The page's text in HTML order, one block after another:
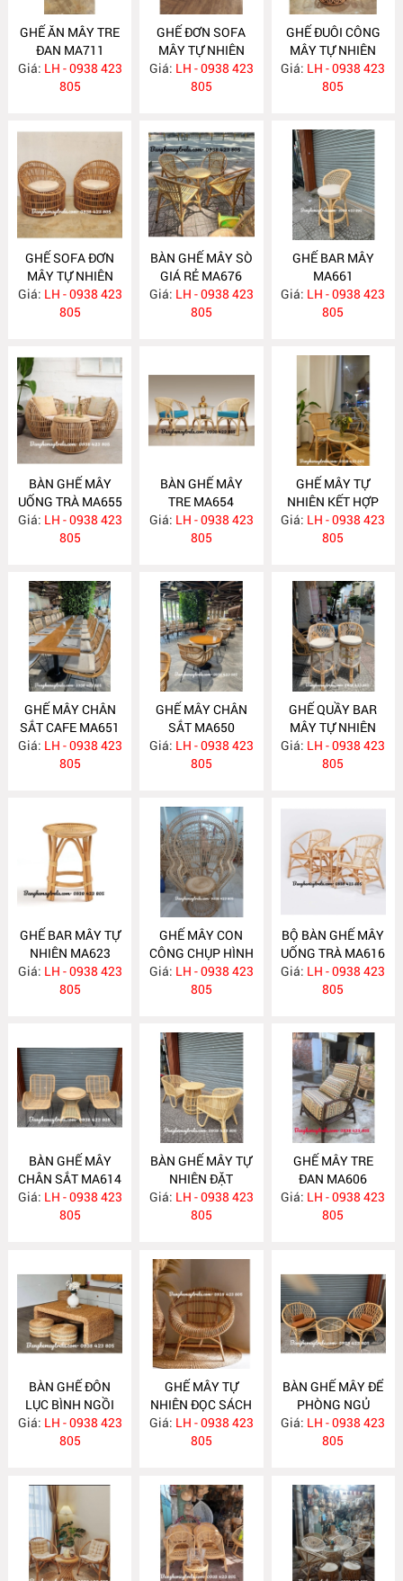
GHẾ ĂN MÂY TRE
ĐAN MA711
Giá: LH - 0938 423
805
GHẾ ĐƠN SOFA
MÂY TỰ NHIÊN
MA701
Giá: LH - 0938 423
805
GHẾ ĐUÔI CÔNG
MÂY TỰ NHIÊN
DECOR CHỤP
HÌNH MA690
Giá: LH - 0938 423
805
GHẾ SOFA ĐƠN
MÂY TỰ NHIÊN
MA680
Giá: LH - 0938 423
805
BÀN GHẾ MÂY SÒ
GIÁ RẺ MA676
Giá: LH - 0938 423
805
GHẾ BAR MÂY
MA661
Giá: LH - 0938 423
805
BÀN GHẾ MÂY
UỐNG TRÀ MA655
Giá: LH - 0938 423
805
BÀN GHẾ MÂY
TRE MA654
Giá: LH - 0938 423
805
GHẾ MÂY TỰ
NHIÊN KẾT HỢP
LƯỚI MÂY MA653
Giá: LH - 0938 423
805
GHẾ MÂY CHÂN
SẮT CAFE MA651
Giá: LH - 0938 423
805
GHẾ MÂY CHÂN
SẮT MA650
Giá: LH - 0938 423
805
GHẾ QUẦY BAR
MÂY TỰ NHIÊN
MA634
Giá: LH - 0938 423
805
GHẾ BAR MÂY TỰ
NHIÊN MA623
Giá: LH - 0938 423
805
GHẾ MÂY CON
CÔNG CHỤP HÌNH
DECOR MA618
Giá: LH - 0938 423
805
BỘ BÀN GHẾ MÂY
UỐNG TRÀ MA616
Giá: LH - 0938 423
805
BÀN GHẾ MÂY
CHÂN SẮT MA614
Giá: LH - 0938 423
805
BÀN GHẾ MÂY TỰ
NHIÊN ĐẶT
PHÒNG NGỦ
MA613
Giá: LH - 0938 423
805
GHẾ MÂY TRE
ĐAN MA606
Giá: LH - 0938 423
805
BÀN GHẾ ĐÔN
LỤC BÌNH NGỒI
TRÀ ĐẠO MA605
Giá: LH - 0938 423
805
GHẾ MÂY TỰ
NHIÊN ĐỌC SÁCH
MA595
Giá: LH - 0938 423
805
BÀN GHẾ MÂY ĐỂ
PHÒNG NGỦ
MA594
Giá: LH - 0938 423
805